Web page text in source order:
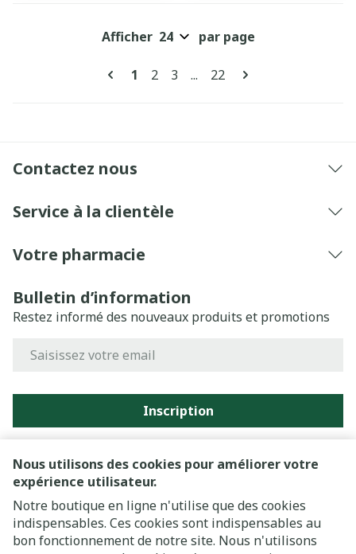
Nous utilisons des cookies pour améliorer votre
expérience utilisateur.
Notre boutique en ligne n'utilise que des cookies
indispensables. Ces cookies sont indispensables au
bon fonctionnement de notre site. Nous n'utilisons
Pages
Vous lisez actuellement la page
1 Page
2 Page
3 ... Page
22
Afficher par page
Contactez nous
Service à la clientèle
Votre pharmacie
Bulletin d’information
Restez informé des nouveaux produits et promotions
Inscription
En cliquant sur s'abonner, vous vous abonnez à notre
newsletter et acceptez notrepolitique de confidentialité.